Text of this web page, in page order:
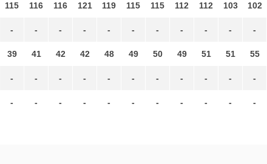
115
-
39
-
-
116
-
41
-
-
116
-
42
-
-
121
-
42
-
-
119
-
48
-
-
115
-
49
-
-
115
-
50
-
-
112
-
49
-
-
112
-
51
-
-
103
-
51
-
-
102
-
55
-
-